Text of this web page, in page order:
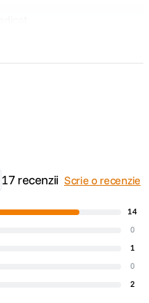
17 recenzii Scrie o recenzie
14
0
1
0
2